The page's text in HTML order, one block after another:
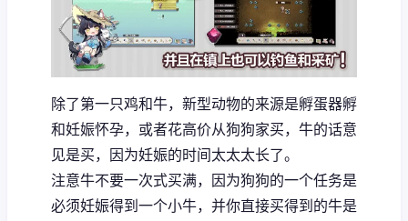
除了第一只鸡和牛，新型动物的来源是孵蛋器孵
和妊娠怀孕，或者花高价从狗狗家买，牛的话意
见是买，因为妊娠的时间太太太长了。
注意牛不要一次式买满，因为狗狗的一个任务是
必须妊娠得到一个小牛，并你直接买得到的牛是